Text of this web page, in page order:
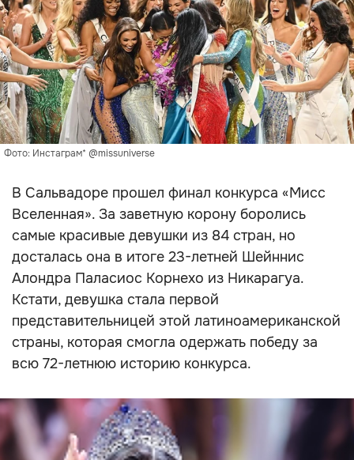
Фото: Инстаграм* @missuniverse
В Сальвадоре прошел финал конкурса «Мисс
Вселенная». За заветную корону боролись
самые красивые девушки из 84 стран, но
досталась она в итоге 23-летней Шейннис
Алондра Паласиос Корнехо из Никарагуа.
Кстати, девушка стала первой
представительницей этой латиноамериканской
страны, которая смогла одержать победу за
всю 72-летнюю историю конкурса.